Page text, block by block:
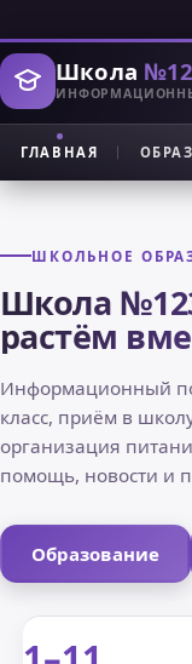
Школа
ГЛАВНАЯ
ШКОЛЬНОЕ
Школа
растём
Информационный
класс, приём в
организация
помощь, новости и
Образование